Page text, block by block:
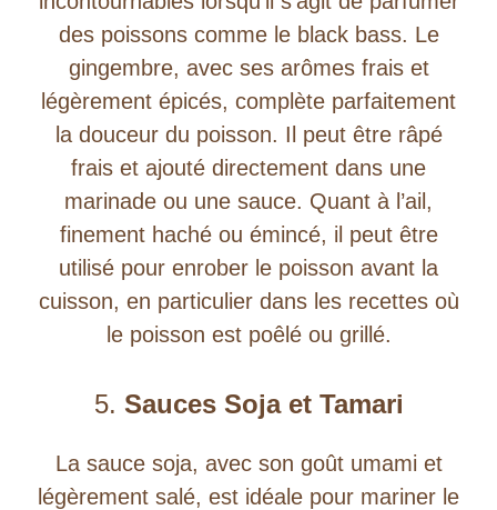
des poissons comme le black bass. Le
gingembre, avec ses arômes frais et
légèrement épicés, complète parfaitement
la douceur du poisson. Il peut être râpé
frais et ajouté directement dans une
marinade ou une sauce. Quant à l’ail,
finement haché ou émincé, il peut être
utilisé pour enrober le poisson avant la
cuisson, en particulier dans les recettes où
le poisson est poêlé ou grillé.
5. Sauces Soja et Tamari
La sauce soja, avec son goût umami et
légèrement salé, est idéale pour mariner le